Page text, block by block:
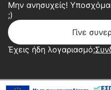
Μην ανησυχείς!
;)
Γίνε
Έχεις ήδη λογαριασμό;